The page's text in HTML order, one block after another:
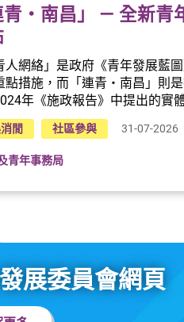
青・南昌」 — 全新青
人網絡」是政府《青年發展藍
點措施，而「連青・南昌」則
年《施政報告》中提出的實
台，旨在為民青局「連青人網絡
個持續互動的匯聚點，作為《青
措施的實踐基地，以加強政府和
會與青年人在參與各項青年發展
及協作。「連青・南昌」位於
享空間和靜音艙；第二階段設
；而第三階段工程預計於今年年
時將提供更多靈活使用的室內空
室外活動場地。「連青・南昌
閒 社區參與 31-07-2026
青年事務局
展委員會網頁